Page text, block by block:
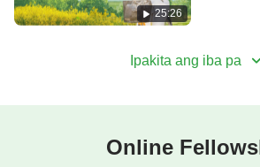
siyasatin ang mga salita at gawain
salita ng Makapangyarihang
25:26
Ipakita ang iba pa
Online